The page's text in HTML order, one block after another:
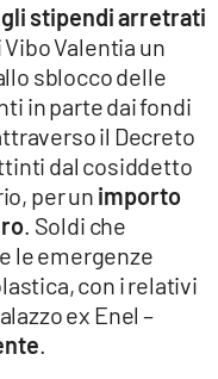
stipendi arretrati
Valentia un
sblocco delle
in parte dai fondi
il Decreto
dal cosiddetto
per un importo
. Soldi che
le emergenze
con i relativi
ex Enel –